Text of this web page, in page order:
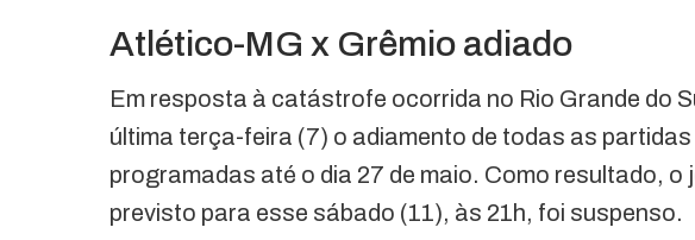
Atlético-MG x Grêmio adiado
Em resposta à catástrofe ocorrida no Rio Grande do
última terça-feira (7) o adiamento de todas as
programadas até o dia 27 de maio. Como resultado,
previsto para esse sábado (11), às 21h, foi suspenso.